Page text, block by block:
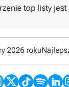
top listy
2026 roku